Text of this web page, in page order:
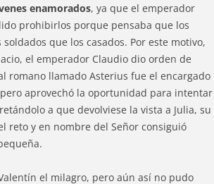
enamorados, ya que el emperador
prohibirlos porque pensaba que los
que los casados. Por este motivo,
el emperador Claudio dio orden de
romano llamado Asterius fue el encargado
aprovechó la oportunidad para intentar
a que devolviese la vista a Julia, su
reto y en nombre del Señor consiguió
el milagro, pero aún así no pudo